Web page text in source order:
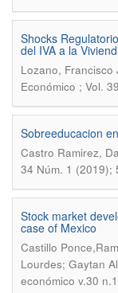
Shocks
del IVA a la
Lozano,
Económico ; Vol.
Sobreeducacion
Castro Ramirez,
34 Núm. 1 (2019);
Stock market
case of Mexico
Castillo
Lourdes; Gaytan
económico v.30